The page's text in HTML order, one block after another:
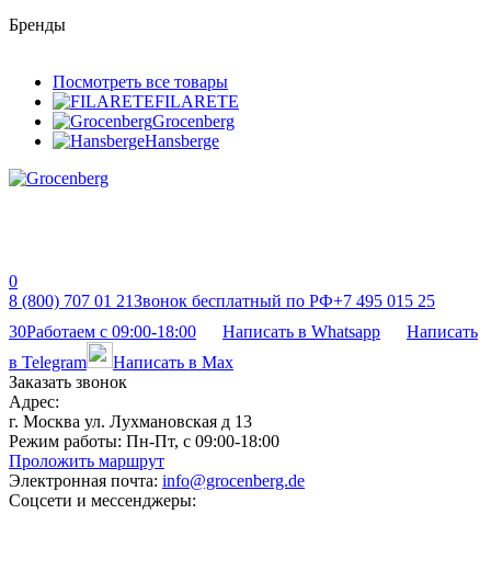
Бренды
Посмотреть все товары
FILARETE
Grocenberg
Hansberge
0
8 (800) 707 01 21Звонок бесплатный по РФ+7 495 015 25
30Работаем с 09:00-18:00 Написать в Whatsapp
Написать
в Telegram
Написать в Max
Заказать звонок
Адрес:
г. Москва ул. Лухмановская д 13
Режим работы: Пн-Пт, с 09:00-18:00
Проложить маршрут
Электронная почта: info@grocenberg.de
Соцсети и мессенджеры: